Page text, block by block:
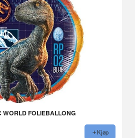
WORLD FOLIEBALLONG
Kjøp